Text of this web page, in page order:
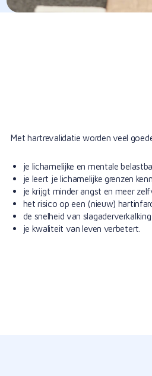
Met hartrevalidatie worden veel
je lichamelijke en mentale
je leert je lichamelijke grenzen
je krijgt minder angst en meer
het risico op een (nieuw)
de snelheid van
je kwaliteit van leven verbetert.